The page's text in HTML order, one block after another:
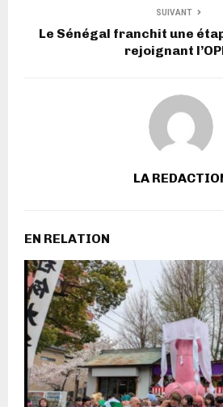
SUIVANT
Le Sénégal franchit une
rejoignant
LA
EN RELATION